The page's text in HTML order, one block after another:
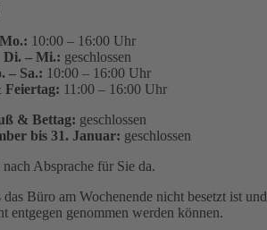
Mo.: 10:00 – 16:00 Uhr
Di. – Mi.: geschlossen
– Sa.: 10:00 – 16:00 Uhr
Feiertag: 11:00 – 16:00 Uhr
& Bettag: geschlossen
bis 31. Januar: geschlossen
nach Absprache für Sie da.
das Büro am Wochenende nicht besetzt ist und
entgegen genommen werden können.